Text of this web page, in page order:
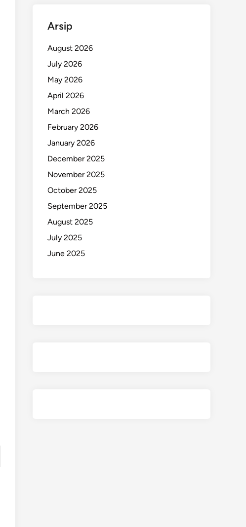
Arsip
August 2026
July 2026
May 2026
April 2026
March 2026
February 2026
January 2026
December 2025
November 2025
October 2025
September 2025
August 2025
July 2025
June 2025